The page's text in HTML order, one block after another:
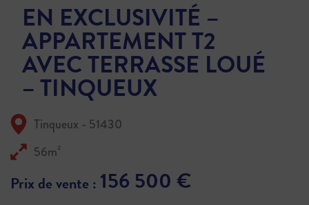
EN EXCLUSIVITÉ –
APPARTEMENT T2
AVEC TERRASSE LOUÉ
– TINQUEUX
Tinqueux - 51430
56m²
Prix de vente : 156 500 €